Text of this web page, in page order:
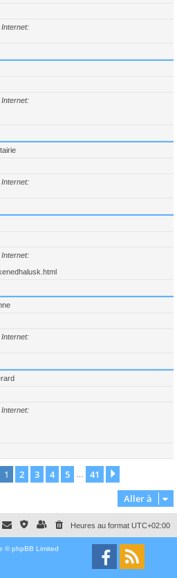
Page 1sur41
1 2 3 4 5 41
Aller à
Heures au format UTC+02:00
© phpBB Limited